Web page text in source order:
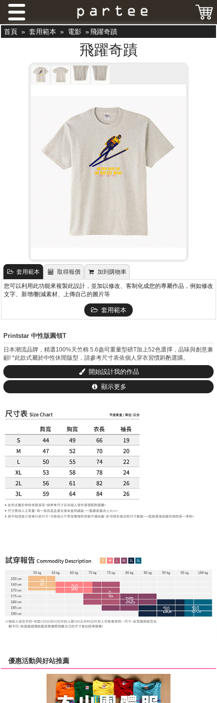
首頁 » 套用範本 » 電影 »飛躍奇蹟
飛躍奇蹟
套用範本 取得報價 加到購物車
您可以利用此功能來複製此設計，並加以修改、客制化成您的專屬作品，例如修改
文字、新增/刪減素材、上傳自己的圖片等
套用範本
Printstar 中性版圓領T
日本潮流品牌，精選100%天竺棉 5.6盎司重量型磅T加上52色選擇，品味與創意兼
顧! *此款式屬於中性休閒版型，請參考尺寸表依個人穿衣習慣斟酌選購。
開始設計我的作品
顯示更多
優惠活動與好站推薦